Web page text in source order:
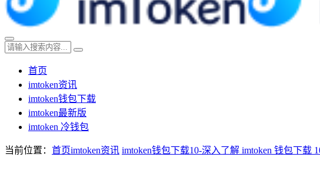
首页
imtoken资讯
imtoken钱包下载
imtoken最新版
imtoken 冷钱包
当前位置： 首页imtoken资讯 imtoken钱包下载10-深入了解 imtoken 钱包下载